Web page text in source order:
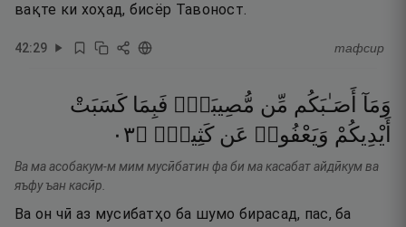
вақте ки хоҳад, бисёр Тавоност.
42:29 тафсир
وَمَآ أَصَـٰبَكُم مِّن مُّصِيبَةٍۢ فَبِمَا كَسَبَتْ
أَيْدِيكُمْ وَيَعْفُوا۟ عَن كَثِيرٍۢ ۝٣٠
Ва ма асобакум-м мим мусӣбатин фа би ма касабат айдӣкум ва
яъфу ъан касӣр.
Ва он чӣ аз мусибатҳо ба шумо бирасад, пас, ба